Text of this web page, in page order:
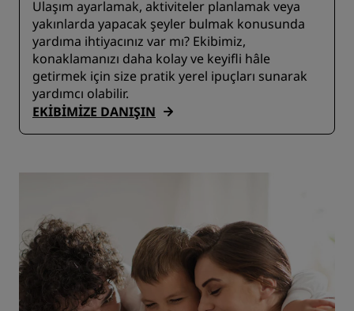
Ulaşım ayarlamak, aktiviteler planlamak veya
yakınlarda yapacak şeyler bulmak konusunda
yardıma ihtiyacınız var mı? Ekibimiz,
konaklamanızı daha kolay ve keyifli hâle
getirmek için size pratik yerel ipuçları sunarak
yardımcı olabilir.
EKIBIMIZE DANIŞIN